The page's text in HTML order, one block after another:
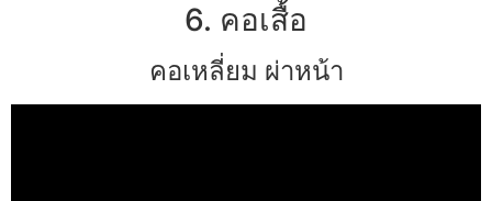
6. คอเสื้อ
คอเหลี่ยม ผ่าหน้า